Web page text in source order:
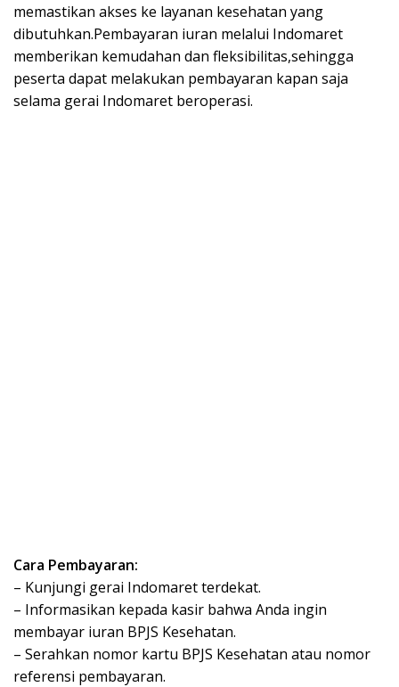
memastikan akses ke layanan kesehatan yang
dibutuhkan.Pembayaran iuran melalui Indomaret
memberikan kemudahan dan fleksibilitas,sehingga
peserta dapat melakukan pembayaran kapan saja
selama gerai Indomaret beroperasi.
Cara Pembayaran:
– Kunjungi gerai Indomaret terdekat.
– Informasikan kepada kasir bahwa Anda ingin
membayar iuran BPJS Kesehatan.
– Serahkan nomor kartu BPJS Kesehatan atau nomor
referensi pembayaran.